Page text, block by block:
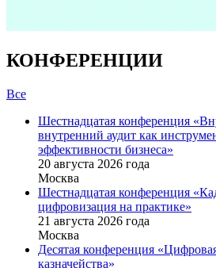
КОНФЕРЕНЦИИ
Все
Шестнадцатая конференция
внутренний аудит как
эффективности бизнеса»
20 августа 2026 года
Москва
Шестнадцатая конференция
цифровизация на практике»
21 августа 2026 года
Москва
Десятая конференция
казначейства»